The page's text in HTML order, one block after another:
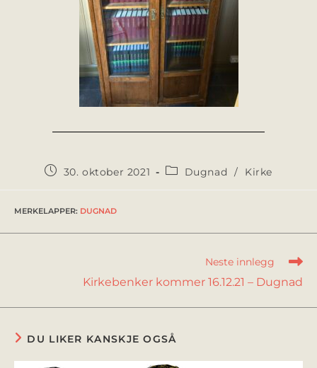
30. oktober 2021 Dugnad / Kirke
MERKELAPPER: DUGNAD
Neste innlegg
Kirkebenker kommer 16.12.21 – Dugnad
DU LIKER KANSKJE OGSÅ